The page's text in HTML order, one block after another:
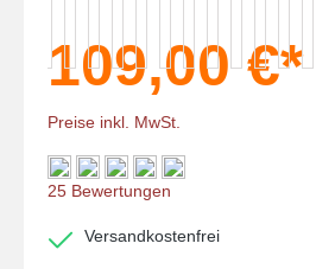
109,00 €*
Preise inkl. MwSt.
Durchschnittliche Bewertung von
25 Bewertungen
Versandkostenfrei